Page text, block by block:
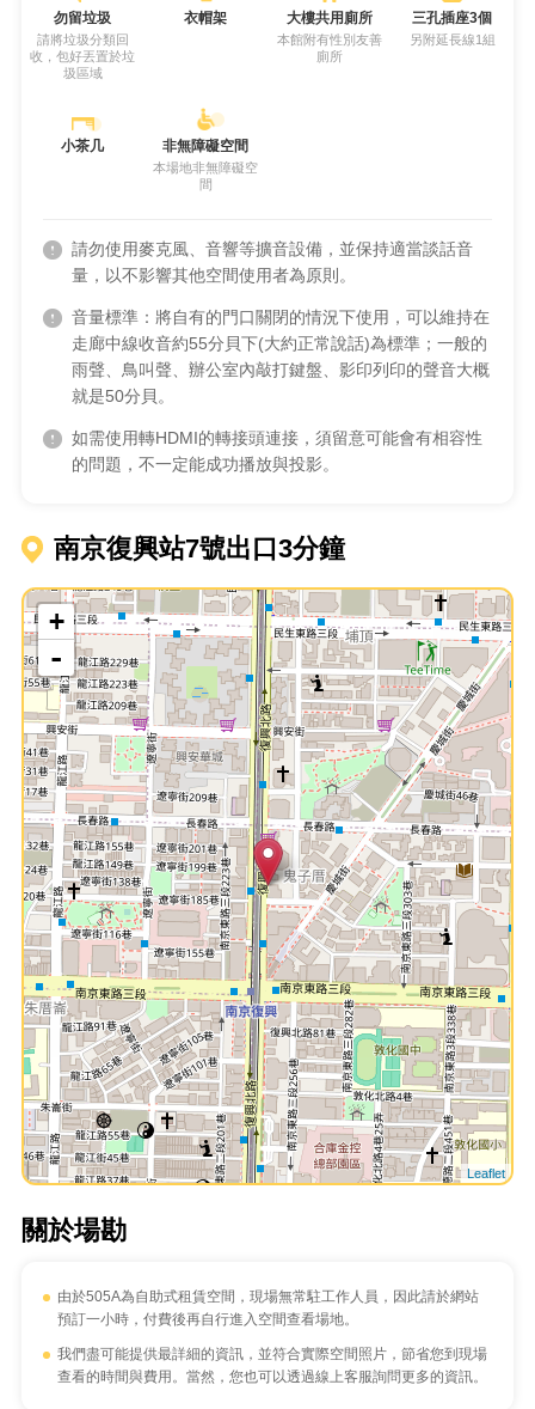
勿留垃圾
請將垃圾分類回
收，包好丟置於垃
圾區域
衣帽架 大樓共用廁所
本館附有性別友善
廁所
三孔插座3個
另附延長線1組
小茶几 非無障礙空間
本場地非無障礙空
間
請勿使用麥克風、音響等擴音設備，並保持適當談話音
量，以不影響其他空間使用者為原則。
音量標準：將自有的門口關閉的情況下使用，可以維持在
走廊中線收音約55分貝下(大約正常說話)為標準；一般的
雨聲、鳥叫聲、辦公室內敲打鍵盤、影印列印的聲音大概
就是50分貝。
如需使用轉HDMI的轉接頭連接，須留意可能會有相容性
的問題，不一定能成功播放與投影。
南京復興站7號出口3分鐘
+
-
Leaflet
關於場勘
由於505A為自助式租賃空間，現場無常駐工作人員，因此請於網站
預訂一小時，付費後再自行進入空間查看場地。
我們盡可能提供最詳細的資訊，並符合實際空間照片，節省您到現場
查看的時間與費用。當然，您也可以透過線上客服詢問更多的資訊。